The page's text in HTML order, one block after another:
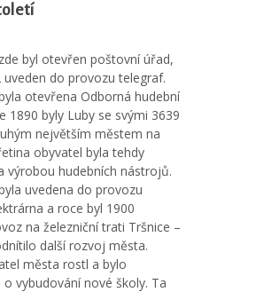
byl otevřen poštovní úřad,
uveden do provozu telegraf.
otevřena Odborná hudební
1890 byly Luby se svými 3639
největším městem na
obyvatel byla tehdy
výrobou hudebních nástrojů.
uvedena do provozu
a roce byl 1900
na železniční trati Tršnice –
další rozvoj města.
města rostl a bylo
vybudování nové školy. Ta